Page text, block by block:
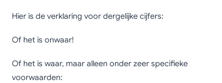
Hier is de verklaring voor dergelijke cijfers:
Of het is onwaar!
Of het is waar, maar alleen onder zeer specifieke
voorwaarden: